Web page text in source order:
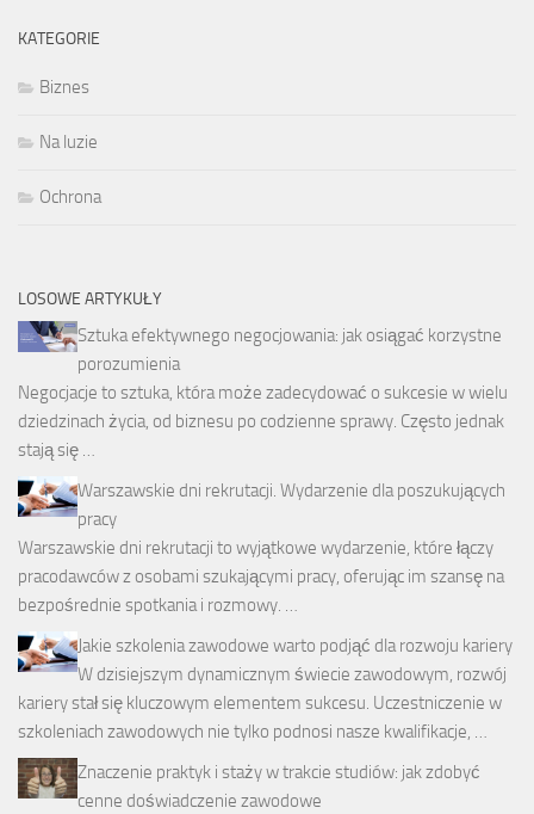
KATEGORIE
Biznes
Na luzie
Ochrona
LOSOWE ARTYKUŁY
Sztuka efektywnego negocjowania: jak osiągać korzystne
porozumienia
Negocjacje to sztuka, która może zadecydować o sukcesie w wielu
dziedzinach życia, od biznesu po codzienne sprawy. Często jednak
stają się …
Warszawskie dni rekrutacji. Wydarzenie dla poszukujących
pracy
Warszawskie dni rekrutacji to wyjątkowe wydarzenie, które łączy
pracodawców z osobami szukającymi pracy, oferując im szansę na
bezpośrednie spotkania i rozmowy. …
Jakie szkolenia zawodowe warto podjąć dla rozwoju kariery
W dzisiejszym dynamicznym świecie zawodowym, rozwój
kariery stał się kluczowym elementem sukcesu. Uczestniczenie w
szkoleniach zawodowych nie tylko podnosi nasze kwalifikacje, …
Znaczenie praktyk i staży w trakcie studiów: jak zdobyć
cenne doświadczenie zawodowe